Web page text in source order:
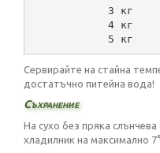
3 кг
4 кг
5 кг
Сервирайте на стайна
достатъчно питейна вода!
Съхранение
На сухо без пряка
хладилник на максимално